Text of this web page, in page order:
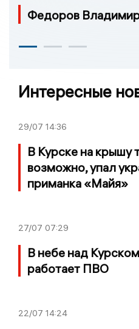
Федоров
Интересные
29/07 14:36
В Курске на крышу
возможно, упал
приманка «Майя»
27/07 07:29
В небе над
работает ПВО
22/07 14:24